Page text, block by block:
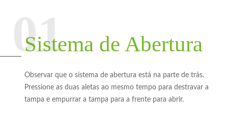
Sistema de Abertura
Observar que o sistema de abertura está na parte de trás.
Pressione as duas aletas ao mesmo tempo para destravar a
tampa e empurrar a tampa para a frente para abrir.